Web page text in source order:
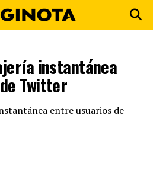
instantánea
Twitter